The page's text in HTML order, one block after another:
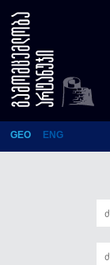
ბუფონი
GEO ENG